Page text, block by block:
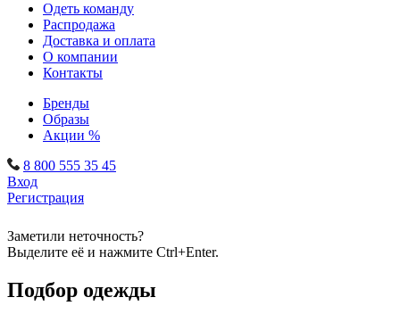
Одеть команду
Распродажа
Доставка и оплата
О компании
Контакты
Бренды
Образы
Акции %
8 800 555 35 45
Вход
Регистрация
Заметили неточность?
Выделите её и нажмите Ctrl+Enter.
Подбор одежды